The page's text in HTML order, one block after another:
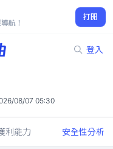
航！
打開
登入
08/07 05:30
利能力 安全性分析